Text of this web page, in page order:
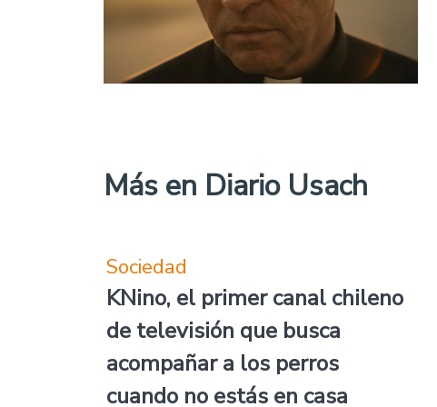
Más en Diario Usach
Sociedad
KNino, el primer canal chileno
de televisión que busca
acompañar a los perros
cuando no estás en casa